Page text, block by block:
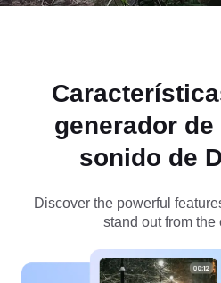
generador
sonido de
Discover the powerful
stand out from the